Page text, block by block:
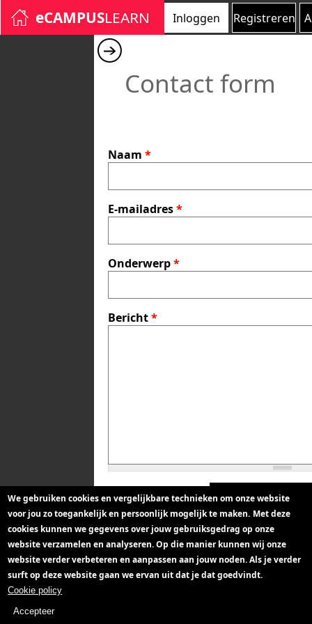
Skip to main content
eCAMPUSLEARN Inloggen Registreren
Contact form
Naam *
E-mailadres*
Onderwerp*
Bericht*
We gebruiken cookies en vergelijkbare technieken om onze website
voor jou zo toegankelijk en persoonlijk mogelijk te maken. Met deze
cookies kunnen we gegevens over jouw gebruiksgedrag op onze
website verzamelen en analyseren. Op die manier kunnen wij onze
website verder verbeteren en aanpassen aan jouw noden. Als je verder
surft op deze website gaan we ervan uit dat je dat goedvindt.
Cookie policy
Accepteer